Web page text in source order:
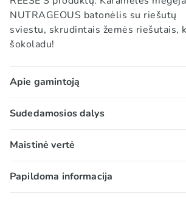
NUTRAGEOUS batonėlis su riešutų
sviestu, skrudintais žemės riešutais,
šokoladu!
Apie gamintoją
Reese‘s laikomi vienu iš JAV
Cup – šokoladinis, dažniausiai
įdarytas riešutų kremu, pirmą kartą
populiariausias iš visų gamintojo
Sudedamosios dalys
Pieninio šokolado skonio sluoksniu
ir karamelė (17 %), su cukrumi ir
ŽEMĖS RIEŠUTAI, cukrus*, augaliniai
Maistinė vertė
100 g/ml:
Papildoma informacija